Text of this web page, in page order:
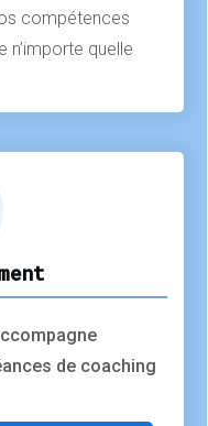
compétences
quelle
de coaching